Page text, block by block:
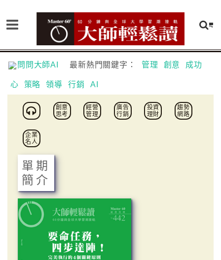
問問大師AI 最新熱門關鍵字： 管理 創意 成功
心 策略 領導 行銷 AI
創意
思考
經營
管理
廣告
行銷
投資
理財
趨勢
網路
企業
名人
單期
簡介